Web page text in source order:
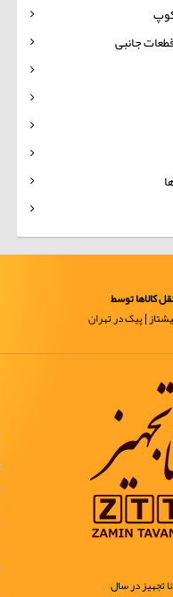
جانبی
کالاها توسط
| پیک در تهران
تجهیز در سال